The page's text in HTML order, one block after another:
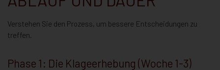
Verstehen Sie den Prozess, um bessere Entscheidungen zu
treffen.
Phase 1: Die Klageerhebung (Woche 1-3)